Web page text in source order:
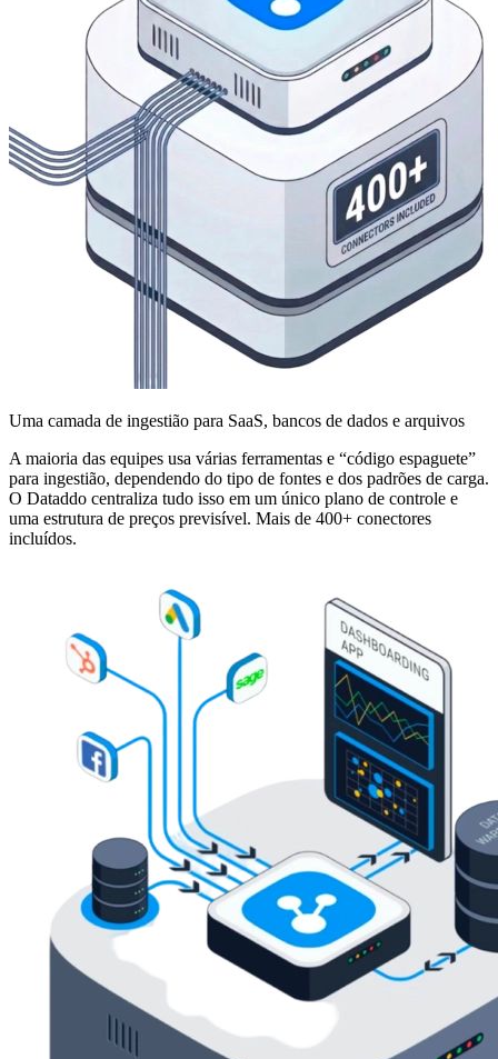
Uma camada de ingestião para SaaS, bancos de dados e arquivos
A maioria das equipes usa várias ferramentas e “código espaguete”
para ingestião, dependendo do tipo de fontes e dos padrões de carga.
O Dataddo centraliza tudo isso em um único plano de controle e
uma estrutura de preços previsível. Mais de 400+ conectores
incluídos.